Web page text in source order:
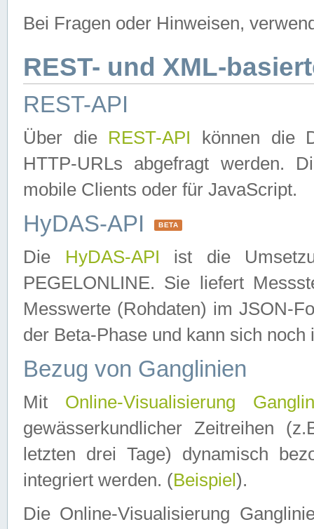
Bei Fragen oder Hinweisen,
REST- und XML-
REST-API
Über die REST-API können die
HTTP-URLs abgefragt werden.
mobile Clients oder für JavaScript.
HyDAS-API BETA
Die HyDAS-API ist die
PEGELONLINE. Sie liefert
Messwerte (Rohdaten) im JSON-
der Beta-Phase und kann sich noch
Bezug von Ganglinien
Mit Online-Visualisierung
gewässerkundlicher Zeitreihen
letzten drei Tage) dynamisch
integriert werden. (Beispiel ).
Die Online-Visualisierung